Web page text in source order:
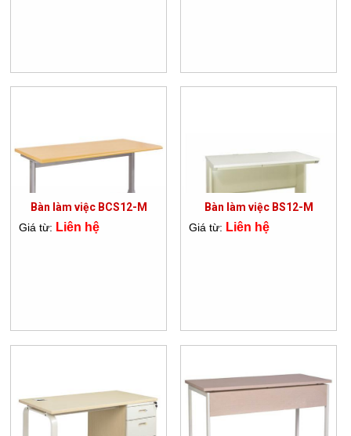
Bàn làm việc BCS12-M
Giá từ: Liên hệ
Bàn làm việc BS12-M
Giá từ: Liên hệ